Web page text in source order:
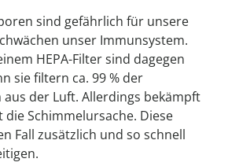
sind gefährlich für unsere
unser Immunsystem.
HEPA-Filter sind dagegen
sie filtern ca. 99 % der
der Luft. Allerdings bekämpft
Schimmelursache. Diese
Fall zusätzlich und so schnell